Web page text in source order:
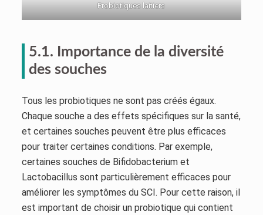
Probiotiques laitiers
5.1. Importance de la diversité
des souches
Tous les probiotiques ne sont pas créés égaux.
Chaque souche a des effets spécifiques sur la santé,
et certaines souches peuvent être plus efficaces
pour traiter certaines conditions. Par exemple,
certaines souches de Bifidobacterium et
Lactobacillus sont particulièrement efficaces pour
améliorer les symptômes du SCI. Pour cette raison, il
est important de choisir un probiotique qui contient